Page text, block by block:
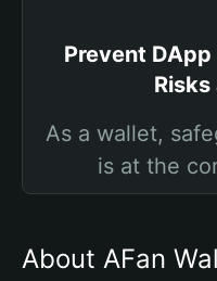
Prevent
Risks
As a wallet,
is at the
About AFan